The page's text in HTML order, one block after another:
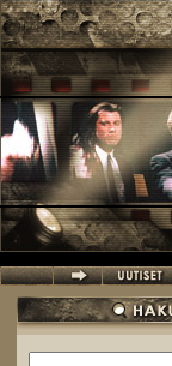
Hyppää pääsisältöön